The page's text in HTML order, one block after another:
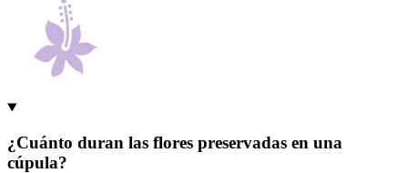
¿Cuánto duran las flores preservadas en una
cúpula?